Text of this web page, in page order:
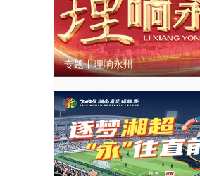
专题丨理响永州